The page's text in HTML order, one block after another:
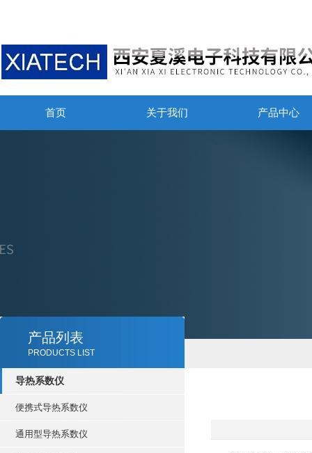
首页 关于我们 产品中心
产品列表
PRODUCTS LIST
导热系数仪
便携式导热系数仪
通用型导热系数仪